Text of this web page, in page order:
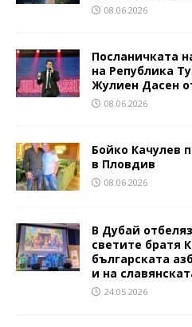
08.06.2026
Посланичката
на Република
Жулиен Дасен
08.06.2026
Бойко Качулев
в Пловдив
08.06.2026
В Дубай
светите братя
българската
и на
24.05.2026